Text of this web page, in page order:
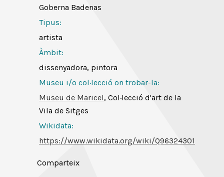
Goberna Badenas
Tipus:
artista
Àmbit:
dissenyadora, pintora
Museu i/o col·lecció on trobar-la:
Museu de Maricel, Col·lecció d'art de la
Vila de Sitges
Wikidata:
https://www.wikidata.org/wiki/Q96324301
Comparteix